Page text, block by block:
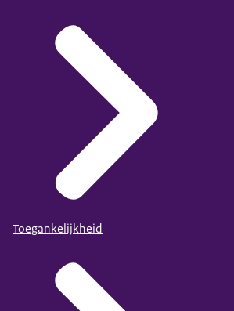
Toegankelijkheid